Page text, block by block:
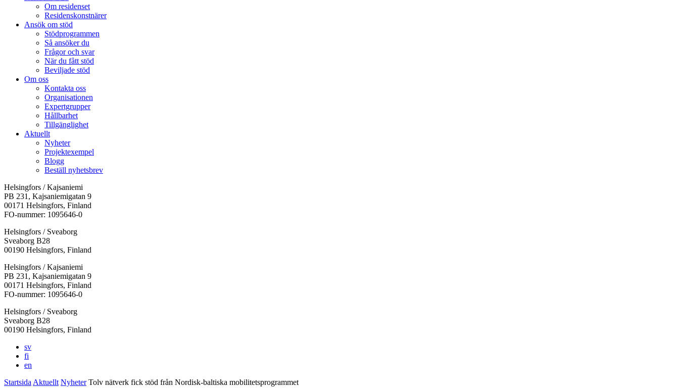
Om residenset
Residenskonstnärer
Ansök om stöd
Stödprogrammen
Så ansöker du
Frågor och svar
När du fått stöd
Beviljade stöd
Om oss
Kontakta oss
Organisationen
Expertgrupper
Hållbarhet
Tillgänglighet
Aktuellt
Nyheter
Projektexempel
Blogg
Beställ nyhetsbrev
Helsingfors / Kajsaniemi
PB 231, Kajsaniemigatan 9
00171 Helsingfors, Finland
FO-nummer: 1095646-0
Helsingfors / Sveaborg
Sveaborg B28
00190 Helsingfors, Finland
Facebook:
Öppnas
i
en
flik
Instagram:
Öppnas
i
en
flik
TikTok:
Öppnas
i
en
flik
Youtube:
Öppnas
i
en
flik
Vimeo:
Öppnas
i
en
flik
Helsingfors / Kajsaniemi
PB 231, Kajsaniemigatan 9
00171 Helsingfors, Finland
FO-nummer: 1095646-0
Helsingfors / Sveaborg
Sveaborg B28
00190 Helsingfors, Finland
sv
fi
en
Startsida Aktuellt Nyheter Tolv nätverk fick stöd från Nordisk-baltiska mobilitetsprogrammet